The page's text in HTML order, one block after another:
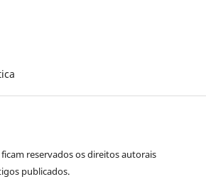
ficam reservados os direitos autorais
publicados.